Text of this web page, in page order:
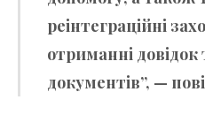
реінтеграційні
отриманні довідок
документів”, —